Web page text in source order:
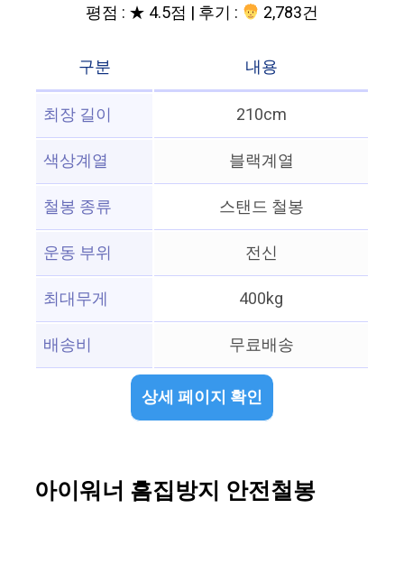
평점 : ★ 4.5점 | 후기 : 2,783건
구분
내용
최장 길이
210cm
색상계열
블랙계열
철봉 종류
스탠드 철봉
운동 부위
전신
최대무게
400kg
배송비
무료배송
상세 페이지 확인
아이워너 흠집방지 안전철봉